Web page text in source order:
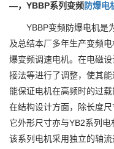
—，YBBP系列变频防爆电
YBBP变频防爆电机是为
及总结本厂多年生产变频
爆变频调速电机。在电磁
接法等进行了调整，使其
能保证电机在高频时的过
在结构设计方面，除长度
它外形尺寸亦与YB2系列电
该系列电机采用独立的轴